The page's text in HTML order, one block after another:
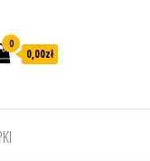
0
0,00zł